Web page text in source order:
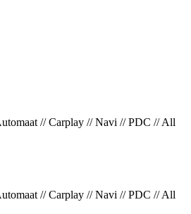
// Carplay // Navi // PDC // All
// Carplay // Navi // PDC // All